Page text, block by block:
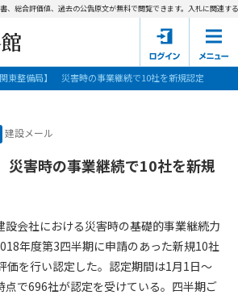
資料館とは
登録について
ーター会員一覧
総合評価値、過去の公告原文が無料で閲覧できます。入札に関連する
関東整備局】 災害時の事業継続で10社を新規認定
建設メール
災害時の事業継続で10社を新規
会社における災害時の基礎的事業継続力
年度第3四半期に申請のあった新規10社
価を行い認定した。認定期間は1月1日～
点で696社が認定を受けている。四半期ご
行
条件等について定めるものです。
WEB上で随時掲載するルールは本規約の
とします。